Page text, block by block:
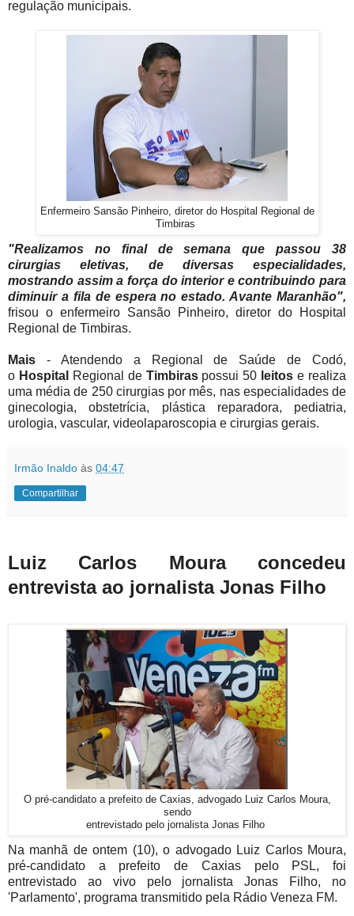
regulação municipais.
Enfermeiro Sansão Pinheiro, diretor do Hospital Regional de
Timbiras
"Realizamos no final de semana que passou 38
cirurgias eletivas, de diversas especialidades,
mostrando assim a força do interior e contribuindo para
diminuir a fila de espera no estado. Avante Maranhão",
frisou o enfermeiro Sansão Pinheiro, diretor do Hospital
Regional de Timbiras.
Mais - Atendendo a Regional de Saúde de Codó,
o Hospital Regional de Timbiraspossui 50 leitos e realiza
uma média de 250 cirurgias por mês, nas especialidades de
ginecologia, obstetrícia, plástica reparadora, pediatria,
urologia, vascular, videolaparoscopia e cirurgias gerais.
Irmão Inaldo às 04:47
Compartilhar
Luiz Carlos Moura concedeu
entrevista ao jornalista Jonas Filho
O pré-candidato a prefeito de Caxias, advogado Luiz Carlos Moura,
sendo
entrevistado pelo jornalista Jonas Filho
Na manhã de ontem (10), o advogado Luiz Carlos Moura,
pré-candidato a prefeito de Caxias pelo PSL, foi
entrevistado ao vivo pelo jornalista Jonas Filho, no
'Parlamento', programa transmitido pela Rádio Veneza FM.